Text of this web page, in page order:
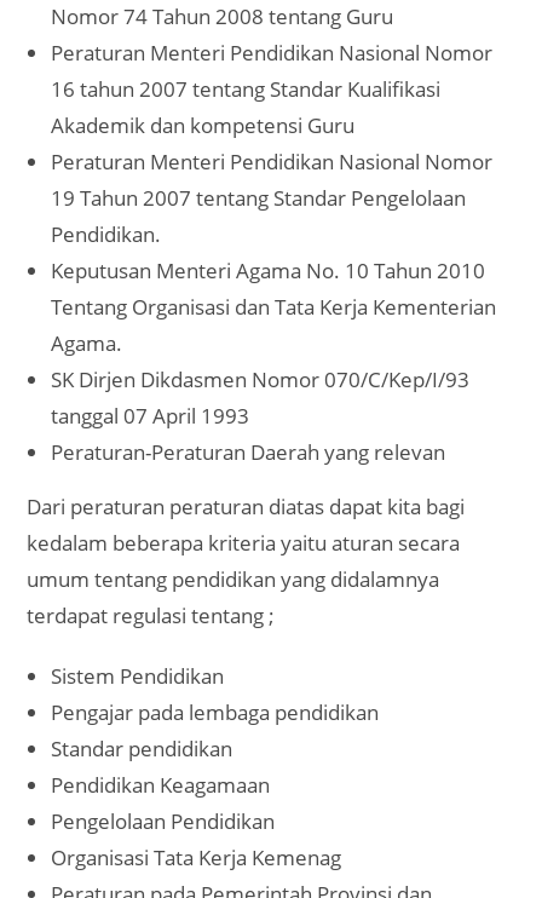
Nomor 74 Tahun 2008 tentang Guru
Peraturan Menteri Pendidikan Nasional Nomor
16 tahun 2007 tentang Standar Kualifikasi
Akademik dan kompetensi Guru
Peraturan Menteri Pendidikan Nasional Nomor
19 Tahun 2007 tentang Standar Pengelolaan
Pendidikan.
Keputusan Menteri Agama No. 10 Tahun 2010
Tentang Organisasi dan Tata Kerja Kementerian
Agama.
SK Dirjen Dikdasmen Nomor 070/C/Kep/I/93
tanggal 07 April 1993
Peraturan-Peraturan Daerah yang relevan
Dari peraturan peraturan diatas dapat kita bagi
kedalam beberapa kriteria yaitu aturan secara
umum tentang pendidikan yang didalamnya
terdapat regulasi tentang ;
Sistem Pendidikan
Pengajar pada lembaga pendidikan
Standar pendidikan
Pendidikan Keagamaan
Pengelolaan Pendidikan
Organisasi Tata Kerja Kemenag